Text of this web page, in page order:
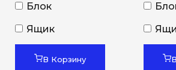
Блок
Ящик
В Корзину